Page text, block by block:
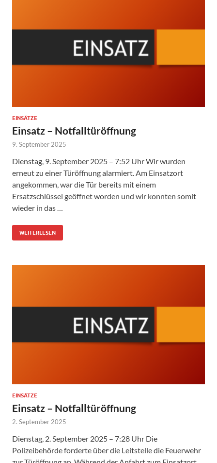
EINSÄTZE
Einsatz – Notfalltüröffnung
9. September 2025
Dienstag, 9. September 2025 – 7:52 Uhr Wir wurden
erneut zu einer Türöffnung alarmiert. Am Einsatzort
angekommen, war die Tür bereits mit einem
Ersatzschlüssel geöffnet worden und wir konnten somit
wieder in das …
WEITERLESEN
EINSÄTZE
Einsatz – Notfalltüröffnung
2. September 2025
Dienstag, 2. September 2025 – 7:28 Uhr Die
Polizeibehörde forderte über die Leitstelle die Feuerwehr